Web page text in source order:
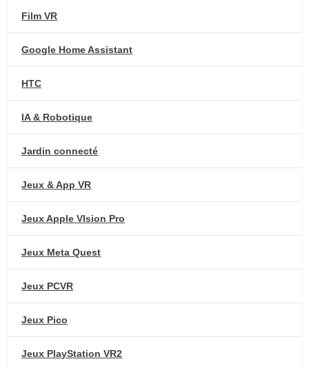
Film VR
Google Home Assistant
HTC
IA & Robotique
Jardin connecté
Jeux & App VR
Jeux Apple VIsion Pro
Jeux Meta Quest
Jeux PCVR
Jeux Pico
Jeux PlayStation VR2